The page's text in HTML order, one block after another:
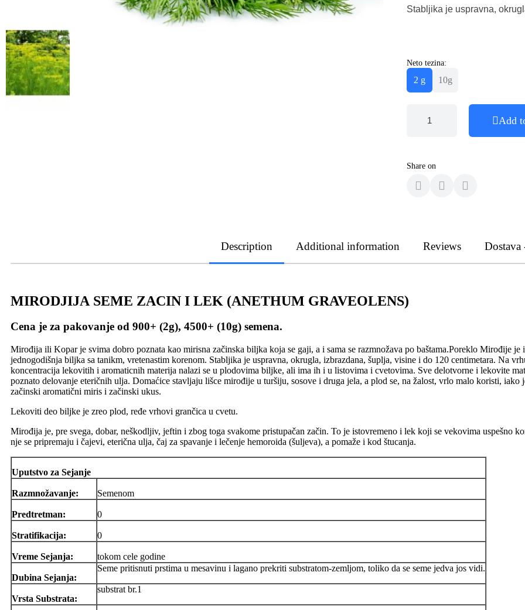
Stabljika je uspravna,
Neto tezina:
2 g 10g
Add
Share on
Description Additional information Reviews Dostava
MIRODJIJA SEME ZACIN I LEK (ANETHUM GRAVEOLENS)
Cena je za pakovanje od 900+ (2g), 4500+ (10g) semena.
Mirođija ili Kopar je svima dobro poznata kao mirisna začinska biljka koja se gaji, a i sama se razmnožava po baštama.Poreklo Mirođije
jednogodišnja biljka sa tanikm, vretenastim korenom. Stabljika je uspravna, okrugla, izbrazdana, šuplja, visine i do 120 centimetara. Na
koncentracija lekovitih i aromaticnih materija nalazi se u plodovima biljke, ali ima ih i u listovima i cvetovima. Sve delotvorne i lekovite
poznato delovanje eteričnih ulja. Domaćice stavljaju lišce mirođije u turšiju, sosove i druga jela, a plod se, na žalost, vrlo malo koristi,
začinski aromatični miris i začinski ukus.
Lekoviti deo biljke je zreo plod, ređe vrhovi grančica u cvetu.
Mirođija je, pre svega, dobar, neškodljiv, jeftin i zbog toga svakome pristupačan začin. To je istovremeno i lek koji se vekovima uspešno
nje se pripremaju i čajevi, eterična ulja, čaj za spavanje i lečenje hemoroida (šuljeva), a pomaže i kod štucanja.
Uputstvo za Sejanje
Razmnožavanje: Semenom
Predtretman: 0
Stratifikacija: 0
Vreme Sejanja: tokom cele godine
Dubina Sejanja:
Seme pritisnuti prstima u mesavinu i lagano prekriti substratom-zemljom, toliko da se seme jedva jos vidi.
Vrsta Substrata:
substrat br.1